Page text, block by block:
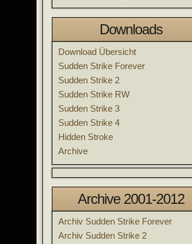
Downloads
Download Übersicht
Sudden Strike Forever
Sudden Strike 2
Sudden Strike RW
Sudden Strike 3
Sudden Strike 4
Hidden Stroke
Archive
Archive 2001-2012
Archiv Sudden Strike Forever
Archiv Sudden Strike 2